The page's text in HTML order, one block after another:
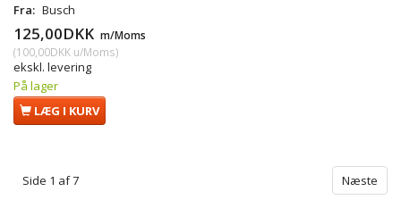
Fra: Busch
125,00DKK m/Moms
(100,00DKK u/Moms)
ekskl. levering
På lager
LÆG I KURV
Side 1 af 7 Næste